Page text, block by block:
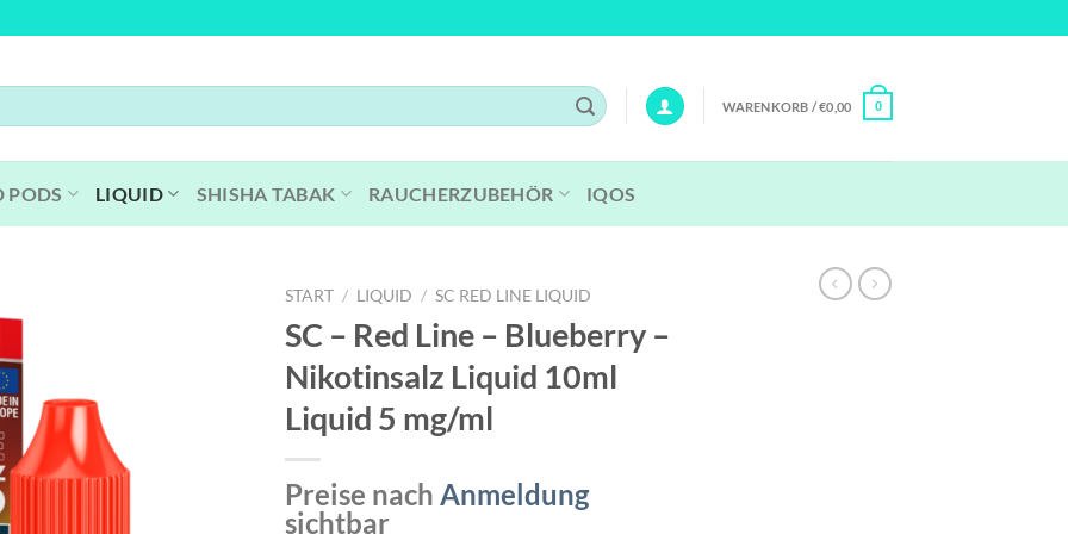
WARENKORB /€0,00 0
PODS LIQUID SHISHA TABAK RAUCHERZUBEHÖR IQOS
START / LIQUID / SC RED LINE LIQUID
SC – Red Line – Blueberry –
Nikotinsalz Liquid 10ml
Liquid 5 mg/ml
Preise nach Anmeldung
sichtbar